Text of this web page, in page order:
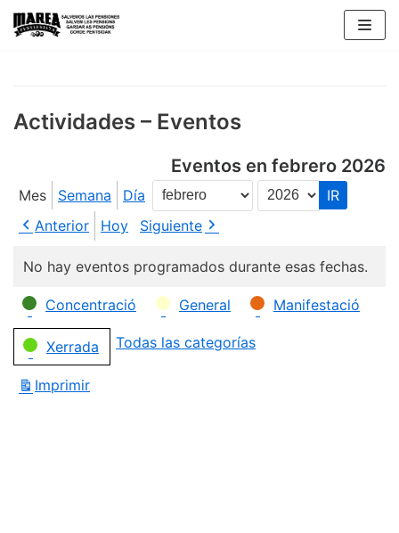
Saltar
Actividades – Eventos
Eventos en febrero 2026
Mes Semana Día
Mes
Año
Anterior
Hoy Siguiente
No hay eventos programados durante esas fechas.
Categorías
Concentració General Manifestació
Xerrada Todas las categorías
Imprimir